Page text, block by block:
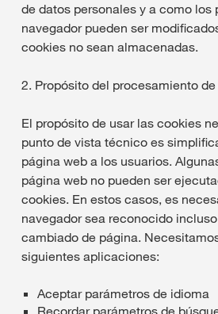
de datos personales y a como los
navegador pueden ser
cookies no sean almacenadas.
2. Propósito del procesamiento
El propósito de usar las cookies
punto de vista técnico es
página web a los usuarios.
página web no pueden ser
cookies. En estos casos, es
navegador sea reconocido
cambiado de página.
siguientes aplicaciones:
Aceptar parámetros de idioma
Recordar parámetros de